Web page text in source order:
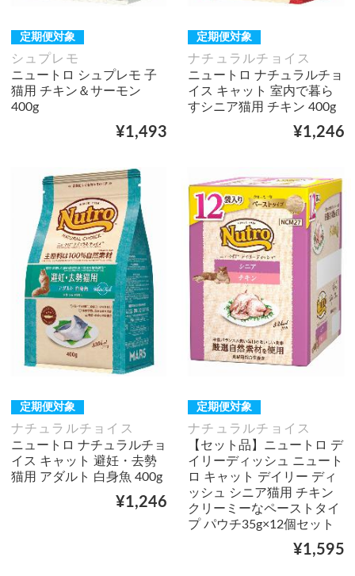
定期便対象
シュプレモ
ニュートロ シュプレモ 子
猫用 チキン＆サーモン
400g
¥1,493
定期便対象
ナチュラルチョイス
ニュートロ ナチュラルチョ
イス キャット 室内で暮ら
すシニア猫用 チキン 400g
¥1,246
定期便対象
ナチュラルチョイス
ニュートロ ナチュラルチョ
イス キャット 避妊・去勢
猫用 アダルト 白身魚 400g
¥1,246
定期便対象
ナチュラルチョイス
【セット品】ニュートロ デ
イリーディッシュ ニュート
ロ キャット デイリー ディ
ッシュ シニア猫用 チキン
クリーミーなペーストタイ
プ パウチ35g×12個セット
¥1,595